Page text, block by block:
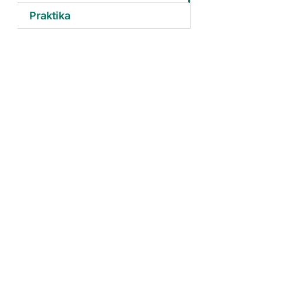
Praktika